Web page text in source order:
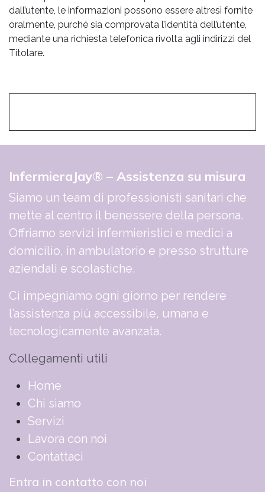
dall’utente, le informazioni possono essere altresì fornite
oralmente, purché sia comprovata l’identità dell’utente,
mediante una richiesta telefonica rivolta agli indirizzi del
Titolare.
InfermieraJay® – Assistenza su misura
Siamo un team di professionisti sanitari che
mette al centro il benessere della persona.
Offriamo servizi infermieristici e medici a
domicilio, in ambulatorio e presso strutture
aziendali e scolastiche.
Ci impegniamo ogni giorno per rendere
l’assistenza più accessibile, umana e
tecnologicamente avanzata.
Collegamenti utili
​​​​​​​​​​​​​​​​H​o​m​e
Chi siamo
Servizi
Lavora con noi
Contattaci
Entra in contatto con noi